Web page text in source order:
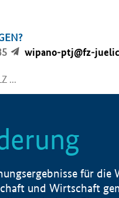
wipano-ptj@fz-
für
und Wirtschaft